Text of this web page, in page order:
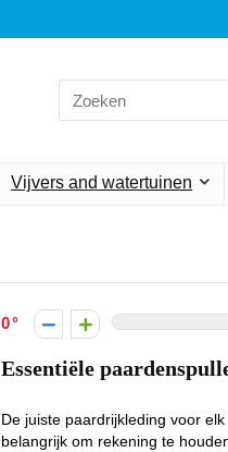
Search
for:
Vijvers and watertuinen
0
Essentiële
De juiste paardrijkleding voor
belangrijk om rekening te